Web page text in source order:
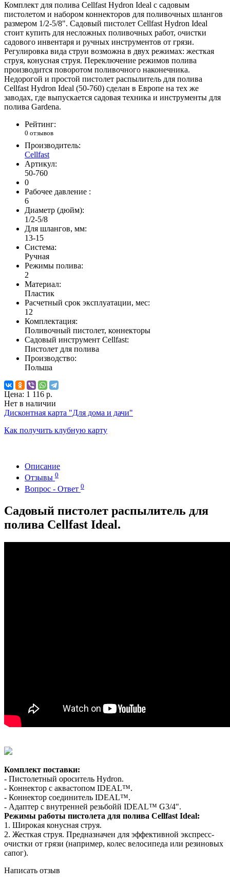
Комплект для полива Cellfast Hydron Ideal с садовым
пистолетом и набором коннекторов для поливочных шлангов
размером 1/2-5/8". Садовый пистолет Cellfast Hydron Ideal
стоит купить для несложных поливочных работ, очистки
садового инвентаря и ручных инструментов от грязи.
Регулировка вида струи возможна в двух режимах: жесткая
струя, конусная струя. Переключение режимов полива
производится поворотом поливочного наконечника.
Недорогой и простой пистолет распылитель для полива
Cellfast Hydron Ideal (50-760) сделан в Европе на тех же
заводах, где выпускается садовая техника и инструменты для
полива Gardena.
Рейтинг:
0 отзывов
Производитель:
Cellfast
Артикул:
50-760
0
Рабочее давление :
6
Диаметр (дюйм):
1/2-5/8
Для шлангов, мм:
13-15
Система:
Ручная
Режимы полива:
2
Материал:
Пластик
Расчетный срок эксплуатации, мес:
12
Комплектация:
Поливочный пистолет, коннекторы
Садовый инструмент Cellfast:
Пистолет для полива
Производство:
Польша
Цена: 1 116 р.
Нет в наличии
Дисконтная карта "Для дома и дачи"
Как получить клубную карту
Описание
Отзывы 0
Вопрос - Ответ 0
Садовый пистолет распылитель для
полива Cellfast Ideal.
Комплект поставки:
- Пистолетный ороситель Hydron.
- Коннектор с аквастопом IDEAL™.
- Коннектор соединитель IDEAL™.
- Адаптер с внутренней резьбойй IDEAL™ G3/4".
Режимы работы пистолета для полива Cellfast Ideal:
1. Широкая конусная струя.
2. Жесткая струя. Предназначен для эффективной экспресс-
очистки от грязи (например, колес велосипеда или резиновых
сапог).
Написать отзыв